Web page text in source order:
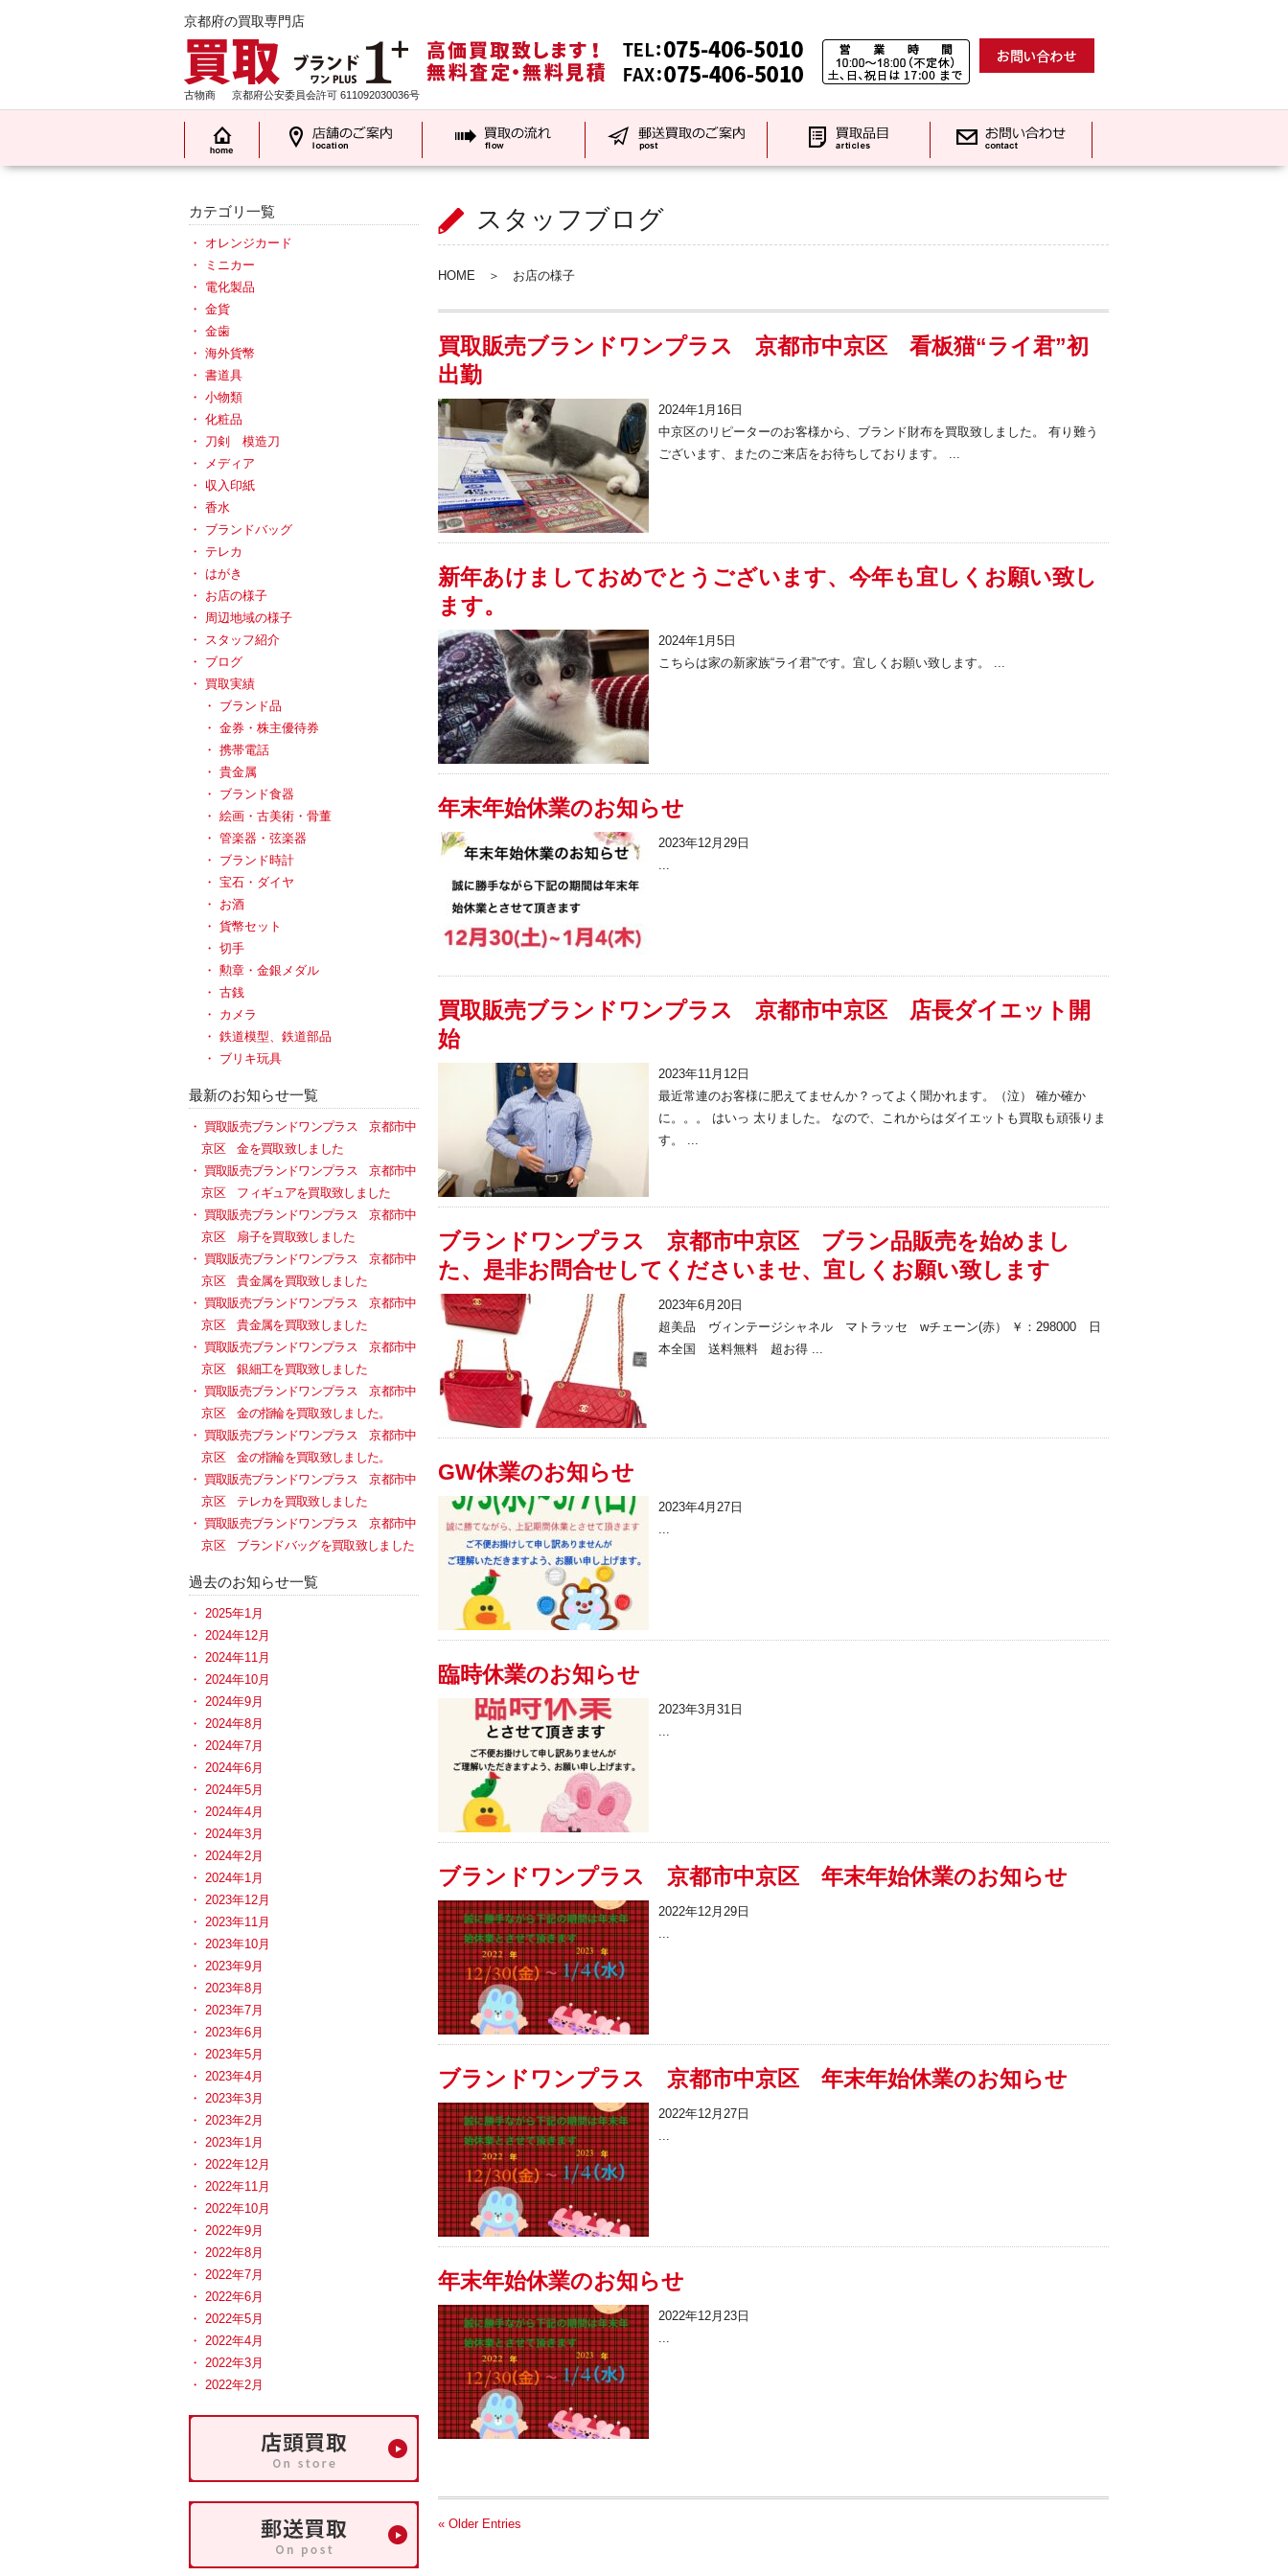
京都府の買取専門店
古物商 京都府公安委員会許可 611092030036号
スタッフブログ
HOME ＞ お店の様子
買取販売ブランドワンプラス 京都市中京区 看板猫“ライ君”初
出勤
2024年1月16日
中京区のリピーターのお客様から、ブランド財布を買取致しました。 有り難う
ございます、またのご来店をお待ちしております。 ...
新年あけましておめでとうございます、今年も宜しくお願い致し
ます。
2024年1月5日
こちらは家の新家族“ライ君”です。宜しくお願い致します。 ...
年末年始休業のお知らせ
2023年12月29日
...
買取販売ブランドワンプラス 京都市中京区 店長ダイエット開
始
2023年11月12日
最近常連のお客様に肥えてませんか？ってよく聞かれます。（泣） 確か確か
に。。。 はいっ 太りました。 なので、これからはダイエットも買取も頑張りま
す。 ...
ブランドワンプラス 京都市中京区 ブラン品販売を始めまし
た、是非お問合せしてくださいませ、宜しくお願い致します
2023年6月20日
超美品 ヴィンテージシャネル マトラッセ wチェーン(赤） ￥：298000 日
本全国 送料無料 超お得 ...
GW休業のお知らせ
2023年4月27日
...
臨時休業のお知らせ
2023年3月31日
...
ブランドワンプラス 京都市中京区 年末年始休業のお知らせ
2022年12月29日
...
ブランドワンプラス 京都市中京区 年末年始休業のお知らせ
2022年12月27日
...
年末年始休業のお知らせ
2022年12月23日
...
« Older Entries
カテゴリ一覧
オレンジカード
ミニカー
電化製品
金貨
金歯
海外貨幣
書道具
小物類
化粧品
刀剣 模造刀
メディア
収入印紙
香水
ブランドバッグ
テレカ
はがき
お店の様子
周辺地域の様子
スタッフ紹介
ブログ
買取実績
ブランド品
金券・株主優待券
携帯電話
貴金属
ブランド食器
絵画・古美術・骨董
管楽器・弦楽器
ブランド時計
宝石・ダイヤ
お酒
貨幣セット
切手
勲章・金銀メダル
古銭
カメラ
鉄道模型、鉄道部品
ブリキ玩具
最新のお知らせ一覧
買取販売ブランドワンプラス 京都市中
京区 金を買取致しました
買取販売ブランドワンプラス 京都市中
京区 フィギュアを買取致しました
買取販売ブランドワンプラス 京都市中
京区 扇子を買取致しました
買取販売ブランドワンプラス 京都市中
京区 貴金属を買取致しました
買取販売ブランドワンプラス 京都市中
京区 貴金属を買取致しました
買取販売ブランドワンプラス 京都市中
京区 銀細工を買取致しました
買取販売ブランドワンプラス 京都市中
京区 金の指輪を買取致しました。
買取販売ブランドワンプラス 京都市中
京区 金の指輪を買取致しました。
買取販売ブランドワンプラス 京都市中
京区 テレカを買取致しました
買取販売ブランドワンプラス 京都市中
京区 ブランドバッグを買取致しました
過去のお知らせ一覧
2025年1月
2024年12月
2024年11月
2024年10月
2024年9月
2024年8月
2024年7月
2024年6月
2024年5月
2024年4月
2024年3月
2024年2月
2024年1月
2023年12月
2023年11月
2023年10月
2023年9月
2023年8月
2023年7月
2023年6月
2023年5月
2023年4月
2023年3月
2023年2月
2023年1月
2022年12月
2022年11月
2022年10月
2022年9月
2022年8月
2022年7月
2022年6月
2022年5月
2022年4月
2022年3月
2022年2月